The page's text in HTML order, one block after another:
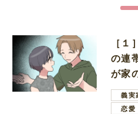
［
の連
が家
しい
義実
恋愛